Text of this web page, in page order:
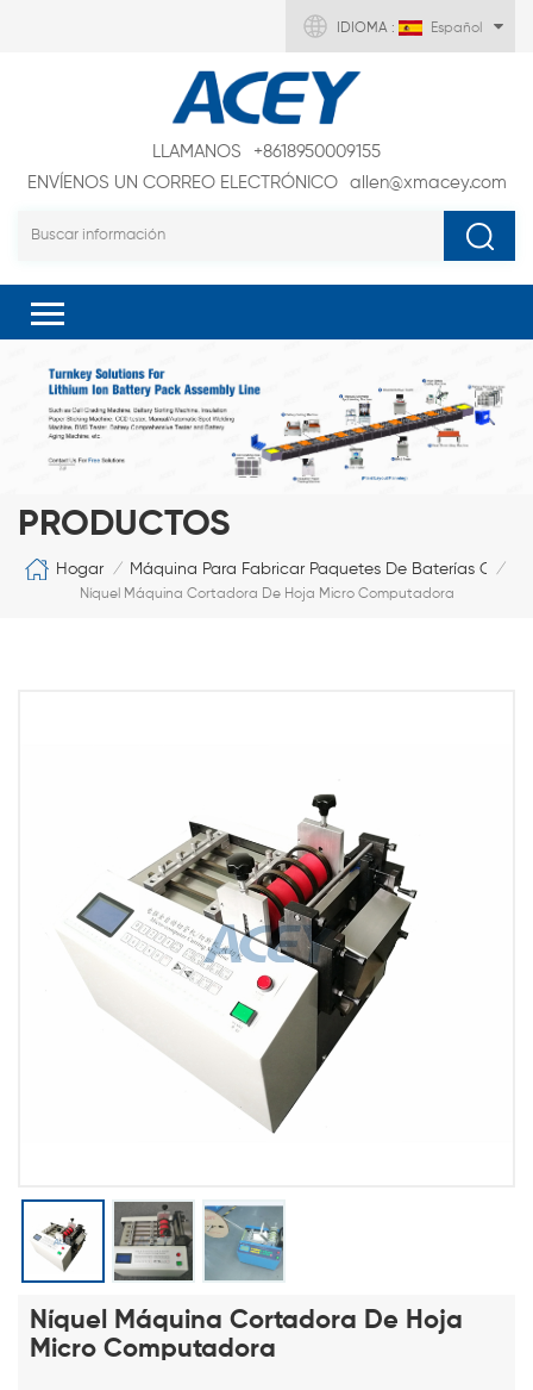
IDIOMA : Español
LLAMANOS
+8618950009155
ENVÍENOS UN CORREO ELECTRÓNICO
allen@xmacey.com
PRODUCTOS
Hogar / Máquina Para Fabricar Paquetes De Baterías
/
Níquel Máquina Cortadora De Hoja Micro Computadora
Níquel Máquina Cortadora De Hoja
Micro Computadora